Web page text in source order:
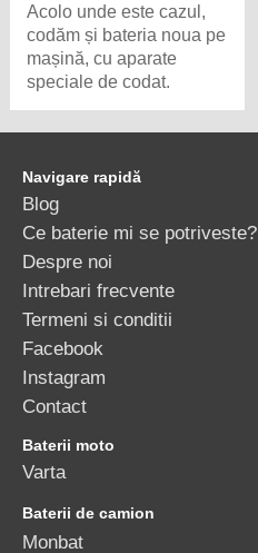
Acolo unde este cazul,
codăm și bateria noua pe
mașină, cu aparate
speciale de codat.
Navigare rapidă
Blog
Ce baterie mi se potriveste?
Despre noi
Intrebari frecvente
Termeni si conditii
Facebook
Instagram
Contact
Baterii moto
Varta
Baterii de camion
Monbat